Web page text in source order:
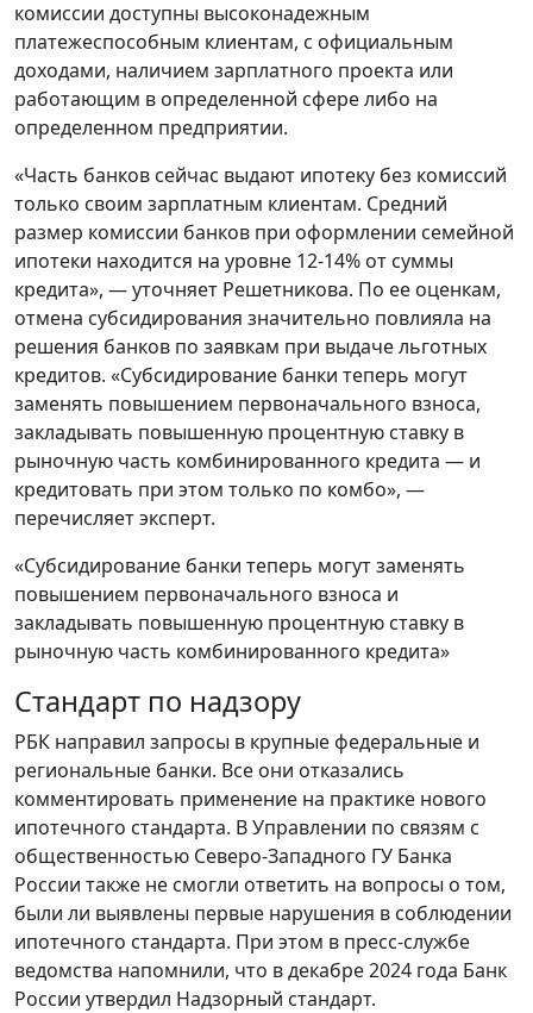
комиссии доступны высоконадежным
платежеспособным клиентам, с официальным
доходами, наличием зарплатного проекта или
работающим в определенной сфере либо на
определенном предприятии.
«Часть банков сейчас выдают ипотеку без комиссий
только своим зарплатным клиентам. Средний
размер комиссии банков при оформлении семейной
ипотеки находится на уровне 12-14% от суммы
кредита», — уточняет Решетникова. По ее оценкам,
отмена субсидирования значительно повлияла на
решения банков по заявкам при выдаче льготных
кредитов. «Субсидирование банки теперь могут
заменять повышением первоначального взноса,
закладывать повышенную процентную ставку в
рыночную часть комбинированного кредита — и
кредитовать при этом только по комбо», —
перечисляет эксперт.
«Субсидирование банки теперь могут заменять
повышением первоначального взноса и
закладывать повышенную процентную ставку в
рыночную часть комбинированного кредита»
Стандарт по надзору
РБК направил запросы в крупные федеральные и
региональные банки. Все они отказались
комментировать применение на практике нового
ипотечного стандарта. В Управлении по связям с
общественностью Северо-Западного ГУ Банка
России также не смогли ответить на вопросы о том,
были ли выявлены первые нарушения в соблюдении
ипотечного стандарта. При этом в пресс-службе
ведомства напомнили, что в декабре 2024 года Банк
России утвердил Надзорный стандарт.